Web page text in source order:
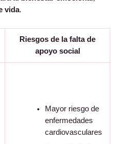
vida.
Riesgos de la falta de
apoyo social
Mayor riesgo de
enfermedades
cardiovasculares